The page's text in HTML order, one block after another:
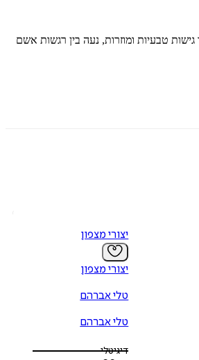
טבעיות ומוזרות, נעה בין רגשות אשם
יצורי מצפון
יצורי מצפון
טלי אברהם
טלי אברהם
דיגיטלי